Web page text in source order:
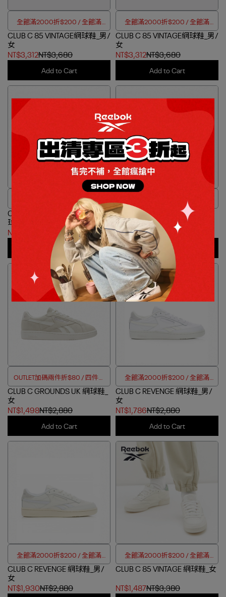
全館滿2000折$200 / 全館滿
4000折$350
CLUB C 85 VINTAGE網球鞋_男/
女
NT$3,312NT$3,680
Add to Cart
全館滿2000折$200 / 全館滿
4000折$350
CLUB C 85 VINTAGE網球鞋_男/
女
NT$3,312NT$3,680
Add to Cart
全館滿2000折$200 / 全館滿
4000折$350
CLUB C REVENGE VINTAGE 網
球鞋_女
NT$2,341
NT$3,080
Add to Cart
OUTLET加碼兩件折$80 / 四件折
CLUB C REVENGE VINTAGE 網
球鞋_女
NT$1,602NT$3,080
Add to Cart
OUTLET加碼兩件折$80 / 四件折
$188
CLUB C GROUNDS UK 網球鞋_
女
NT$1,498NT$2,880
Add to Cart
全館滿2000折$200 / 全館滿
4000折$350
CLUB C REVENGE 網球鞋_男/
女
NT$1,786NT$2,880
Add to Cart
全館滿2000折$200 / 全館滿
4000折$350
CLUB C REVENGE 網球鞋_男/
女
NT$1,930NT$2,880
全館滿2000折$200 / 全館滿
4000折$350
CLUB C 85 VINTAGE 網球鞋_女
NT$1,487NT$3,380